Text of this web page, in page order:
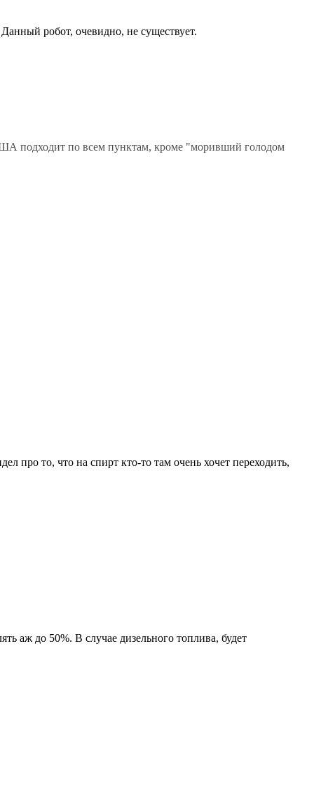
робот, очевидно, не существует.
подходит по всем пунктам, кроме "моривший голодом
про то, что на спирт кто-то там очень хочет переходить,
аж до 50%. В случае дизельного топлива, будет